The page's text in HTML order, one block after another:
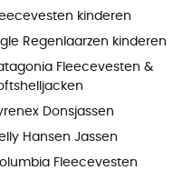
kinderen
Regenlaarzen kinderen
Fleecevesten &
Donsjassen
Hansen Jassen
Fleecevesten